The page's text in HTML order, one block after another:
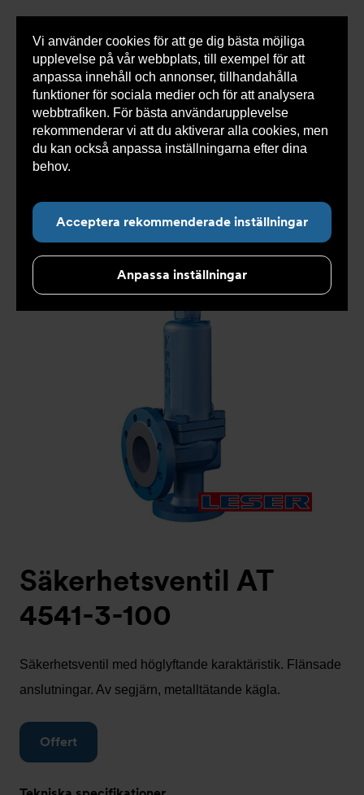
Vi använder cookies för att ge dig bästa möjliga
upplevelse på vår webbplats, till exempel för att
anpassa innehåll och annonser, tillhandahålla
funktioner för sociala medier och för att analysera
webbtrafiken. För bästa användarupplevelse
rekommenderar vi att du aktiverar alla cookies, men
du kan också anpassa inställningarna efter dina
behov.
Acceptera rekommenderade inställningar
Anpassa inställningar
0 varorSnabborder
Du
här:
Armatec > Produkter > Tryckavsäkring
>
Industriella säkerhetsventiler
> High performance
>
Säkerhetsventil AT 4541-
>
Säkerhetsventil AT 4541-3-
100
Säkerhetsventil AT
4541-3-100
Säkerhetsventil med höglyftande karaktäristik. Flänsade
anslutningar. Av segjärn, metalltätande kägla.
Offert